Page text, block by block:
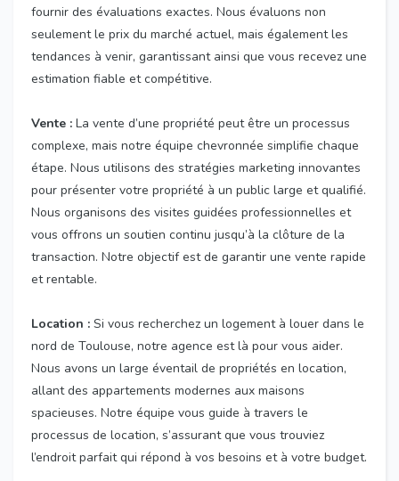
fournir des évaluations exactes. Nous évaluons non
seulement le prix du marché actuel, mais également les
tendances à venir, garantissant ainsi que vous recevez une
estimation fiable et compétitive.
Vente : La vente d’une propriété peut être un processus
complexe, mais notre équipe chevronnée simplifie chaque
étape. Nous utilisons des stratégies marketing innovantes
pour présenter votre propriété à un public large et qualifié.
Nous organisons des visites guidées professionnelles et
vous offrons un soutien continu jusqu’à la clôture de la
transaction. Notre objectif est de garantir une vente rapide
et rentable.
Location : Si vous recherchez un logement à louer dans le
nord de Toulouse, notre agence est là pour vous aider.
Nous avons un large éventail de propriétés en location,
allant des appartements modernes aux maisons
spacieuses. Notre équipe vous guide à travers le
processus de location, s’assurant que vous trouviez
l’endroit parfait qui répond à vos besoins et à votre budget.